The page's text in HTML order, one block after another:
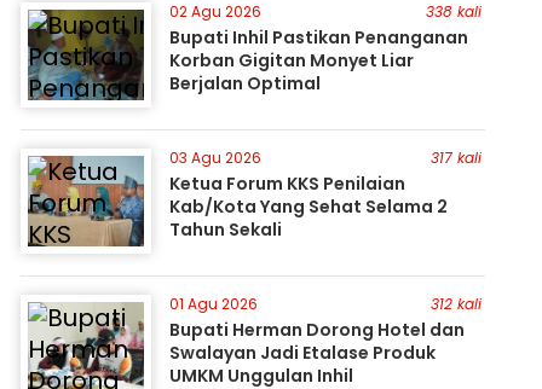
02 Agu 2026 338 kali
Bupati Inhil Pastikan Penanganan
Korban Gigitan Monyet Liar
Berjalan Optimal
03 Agu 2026 317 kali
Ketua Forum KKS Penilaian
Kab/Kota Yang Sehat Selama 2
Tahun Sekali
01 Agu 2026 312 kali
Bupati Herman Dorong Hotel dan
Swalayan Jadi Etalase Produk
UMKM Unggulan Inhil